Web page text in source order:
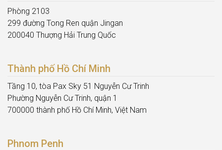
Phòng 2103
299 đường Tong Ren quận Jingan
200040 Thượng Hải Trung Quốc
Thành phố Hồ Chí Minh
Tầng 10, tòa Pax Sky 51 Nguyễn Cư Trinh
Phường Nguyễn Cư Trinh, quận 1
700000 thành phố Hồ Chí Minh, Việt Nam
Phnom Penh